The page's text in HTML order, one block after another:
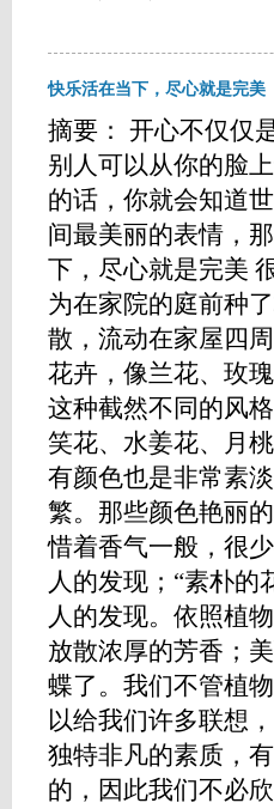
快乐活在当下，尽心就是完美
摘要： 开心不仅仅
别人可以从你的脸
的话，你就会知道
间最美丽的表情，
下，尽心就是完美
为在家院的庭前种
散，流动在家屋四
花卉，像兰花、玫
这种截然不同的风
笑花、水姜花、月
有颜色也是非常素
繁。那些颜色艳丽
惜着香气一般，很
人的发现；“素朴的
人的发现。依照植
放散浓厚的芳香；
蝶了。我们不管植
以给我们许多联想
独特非凡的素质，
的，因此我们不必